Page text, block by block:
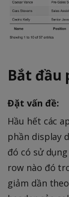
Bắt đầu
Đặt vấn đề:
Hầu hết các
phần display
đó có sử
row nào đó
giảm dần